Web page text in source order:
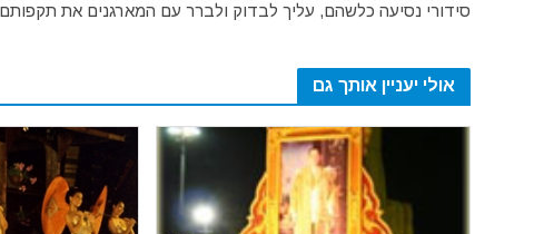
סידורי נסיעה כלשהם, עליך לבדוק ולברר עם המארגנים את
אולי יעניין אותך גם